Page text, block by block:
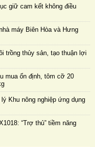
giữ cam kết không điều
máy Biên Hòa và Hưng
trồng thủy sản, tạo thuận lợi
mua ổn định, tôm cỡ 20
Khu nông nghiệp ứng dụng
“Trợ thủ” tiềm năng